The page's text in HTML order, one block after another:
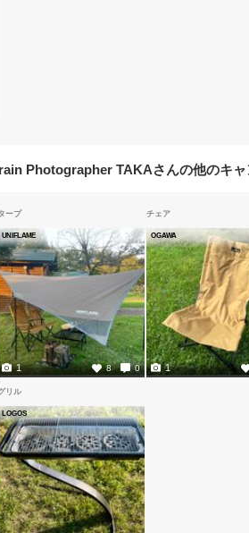
Photographer TAKAさんの他のキャ
ープ
UNIFLAME
8 0
1
チェア
OGAWA
1
リル
LOGOS